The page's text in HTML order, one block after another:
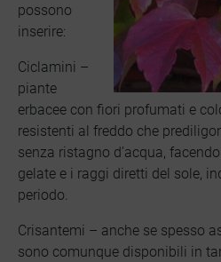
possono
inserire:
Ciclamini –
piante
erbacee con fiori profumati e
resistenti al freddo che
senza ristagno d’acqua,
gelate e i raggi diretti del sole,
periodo.
Crisantemi – anche se spesso
sono comunque disponibili in